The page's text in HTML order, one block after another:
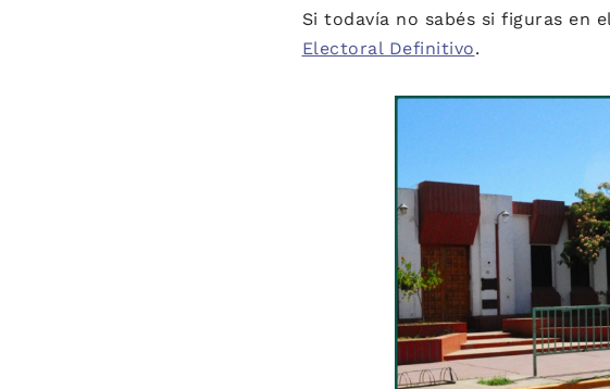
Si todavía no sabés si figuras en
Electoral Definitivo.